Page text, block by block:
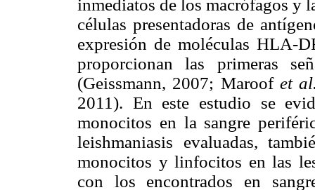
inmediatos de los macrófagos y
célulaspresentadoras de
expresión de moléculas HLA-
proporcionan las primeras
(Geissmann, 2007; Maroof et
2011). En este estudio se
monocitos en la sangre
leishmaniasis evaluadas,
monocitos y linfocitos en las
con los encontrados en